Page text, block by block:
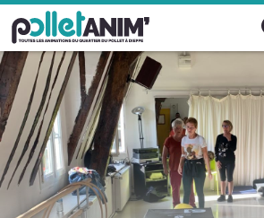
Pollet Anim'